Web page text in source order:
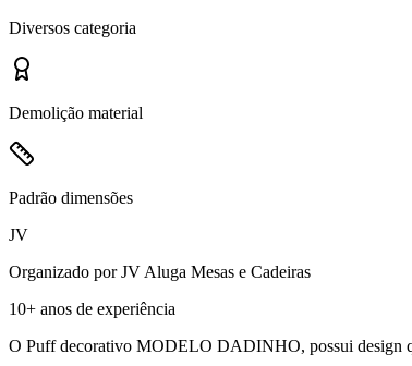
Diversos categoria
Demolição material
Padrão dimensões
JV
Organizado porJV Aluga Mesas e Cadeiras
10+ anos de experiência
O Puff decorativo MODELO DADINHO, possui design